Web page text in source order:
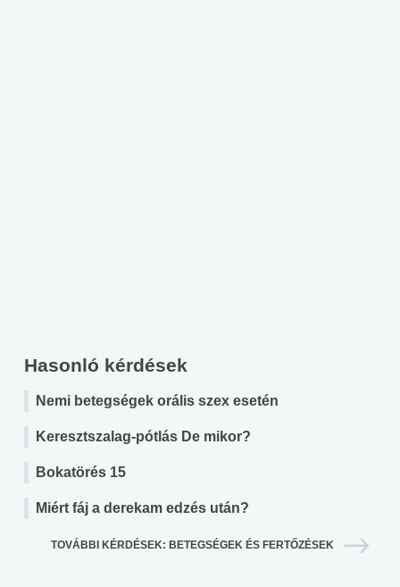
Hasonló kérdések
Nemi betegségek orális szex esetén
Keresztszalag-pótlás De mikor?
Bokatörés 15
Miért fáj a derekam edzés után?
TOVÁBBI KÉRDÉSEK: BETEGSÉGEK ÉS FERTŐZÉSEK